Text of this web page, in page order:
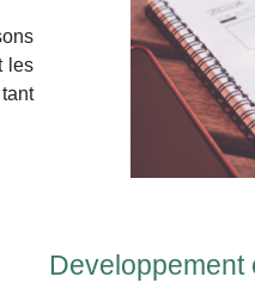
les
Developpement